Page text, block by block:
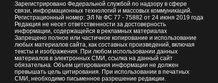
Зарегистрировано Федеральной службой по надзору в сфере
связи, информационных технологий и массовых коммуникаций.
Регистрационный номер: ЭЛ № ФС 77 - 75882 от 24 июня 2019 года
Редакция не несет ответственности за достоверность
информации, содержащейся в рекламных материалах
Запрещено полное или частичное копирование и использование
любых материалов сайта, как составных произведений, включая
тексты и изображения. При любом использовании данных
материалов в электронных СМИ, ссылка на данный сайт
обязательна. Объем цитирования информации не должен
превышать цель цитирования. При использовании в печатных
СМИ, необходимо письменное разрешение редакции.